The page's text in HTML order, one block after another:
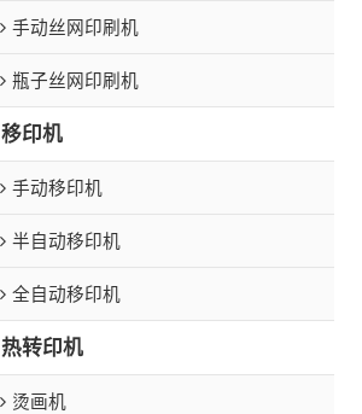
手动丝网印刷机
瓶子丝网印刷机
移印机
手动移印机
半自动移印机
全自动移印机
热转印机
烫画机